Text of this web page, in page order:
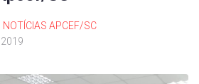
NOTÍCIAS APCEF/SC